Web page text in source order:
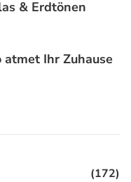
& Erdtönen
atmet Ihr Zuhause
(172)